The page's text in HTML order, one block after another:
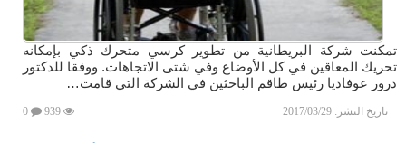
تمكنت شركة البريطانية من تطوير كرسي متحرك ذكي بإمكانه
تحريك المعاقين في كل الأوضاع وفي شتى الاتجاهات. ووفقا للدكتور
درور عوفاديا رئيس طاقم الباحثين في الشركة التي قامت…
تاريخ النشر: 2017/03/29